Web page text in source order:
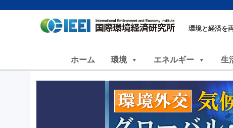
環境と経済を
ホーム 環境 エネルギー 生